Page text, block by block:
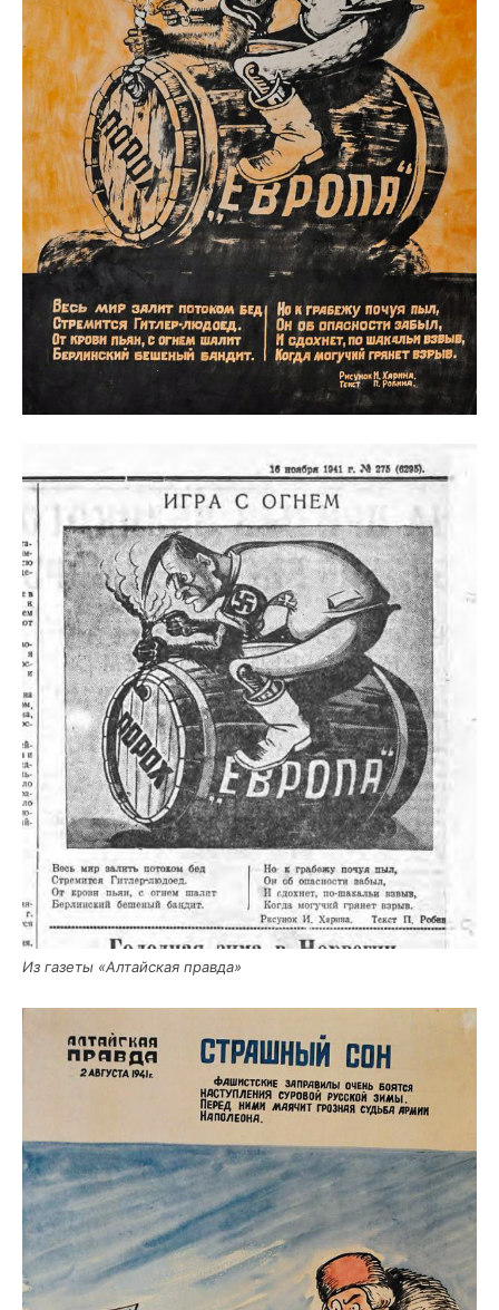
Из газе­ты «Алтай­ская правда»